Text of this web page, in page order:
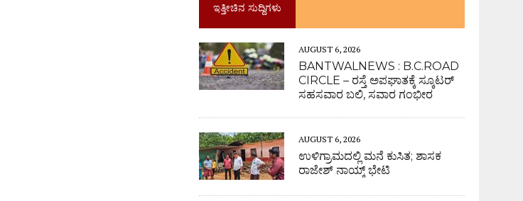
ಇತ್ತೀಚಿನ ಸುದ್ದಿಗಳು
AUGUST 6, 2026
BANTWALNEWS : B.C.ROAD
CIRCLE – ರಸ್ತೆ ಅಪಘಾತಕ್ಕೆ ಸ್ಕೂಟರ್
ಸಹಸವಾರ ಬಲಿ, ಸವಾರ ಗಂಭೀರ
AUGUST 6, 2026
ಉಳಿಗ್ರಾಮದಲ್ಲಿ ಮನೆ ಕುಸಿತ; ಶಾಸಕ
ರಾಜೇಶ್ ನಾಯ್ಕ್ ಭೇಟಿ